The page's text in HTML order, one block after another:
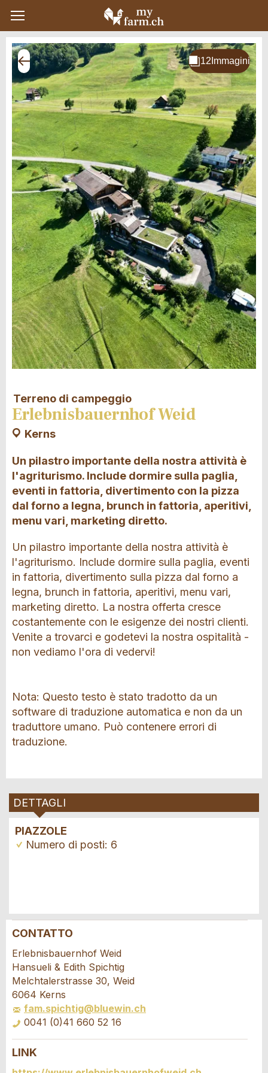
Terreno di campeggio
Erlebnisbauernhof Weid
Kerns
Un pilastro importante della nostra attività è
l'agriturismo. Include dormire sulla paglia,
eventi in fattoria, divertimento con la pizza
dal forno a legna, brunch in fattoria, aperitivi,
menu vari, marketing diretto.
Un pilastro importante della nostra attività è
l'agriturismo. Include dormire sulla paglia, eventi
in fattoria, divertimento sulla pizza dal forno a
legna, brunch in fattoria, aperitivi, menu vari,
marketing diretto. La nostra offerta cresce
costantemente con le esigenze dei nostri clienti.
Venite a trovarci e godetevi la nostra ospitalità -
non vediamo l'ora di vedervi!
Nota: Questo testo è stato tradotto da un
software di traduzione automatica e non da un
traduttore umano. Può contenere errori di
traduzione.
DETTAGLI
PIAZZOLE
Numero di posti: 6
Contestare l'annuncio
Il tuo feedback è molto apprezzato!
Feedback generale
Questo annuncio non è più valido
Annuncio incompleto
Consigliamo l'annuncio
Raccomando questo annuncio agli amici.
CONTATTO
Erlebnisbauernhof Weid
Hansueli & Edith Spichtig
Melchtalerstrasse 30, Weid
6064 Kerns
fam.spichtig@bluewin.ch
0041 (0)41 660 52 16
Richiesta di prenotazione
LINK